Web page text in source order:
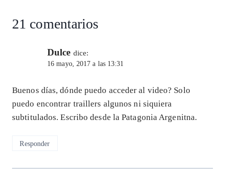
21 comentarios
Dulce dice:
16 mayo, 2017 a las 13:31
Buenos días, dónde puedo acceder al video? Solo
puedo encontrar traillers algunos ni siquiera
subtitulados. Escribo desde la Patagonia Argenitna.
Responder